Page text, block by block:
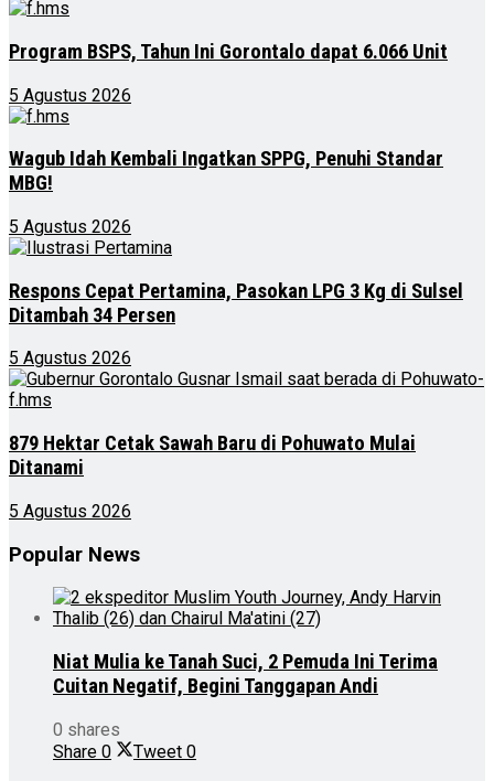
Program BSPS, Tahun Ini Gorontalo dapat 6.066 Unit
5 Agustus 2026
Wagub Idah Kembali Ingatkan SPPG, Penuhi Standar
MBG!
5 Agustus 2026
Respons Cepat Pertamina, Pasokan LPG 3 Kg di Sulsel
Ditambah 34 Persen
5 Agustus 2026
879 Hektar Cetak Sawah Baru di Pohuwato Mulai
Ditanami
5 Agustus 2026
Popular News
Niat Mulia ke Tanah Suci, 2 Pemuda Ini Terima
Cuitan Negatif, Begini Tanggapan Andi
0 shares
Share 0 Tweet 0